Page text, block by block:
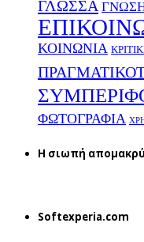
ΓΛΩΣΣΑ
ΚΟΙΝΩΝΙΑ
ΦΩΤΟΓΡΑΦΙΑ
H σιωπή
Softexperia.com